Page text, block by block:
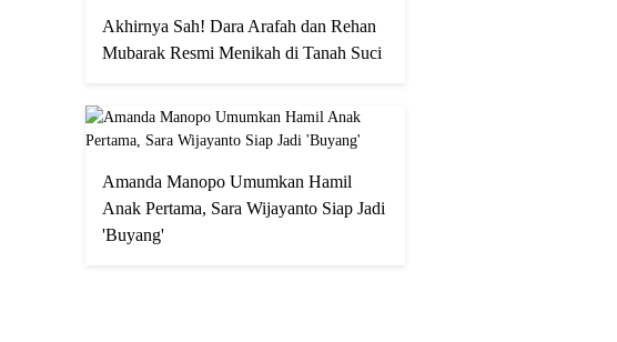
Akhirnya Sah! Dara Arafah dan Rehan
Mubarak Resmi Menikah di Tanah Suci
Amanda Manopo Umumkan Hamil
Anak Pertama, Sara Wijayanto Siap Jadi
'Buyang'